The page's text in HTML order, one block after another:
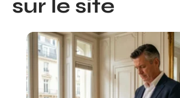
sur le site